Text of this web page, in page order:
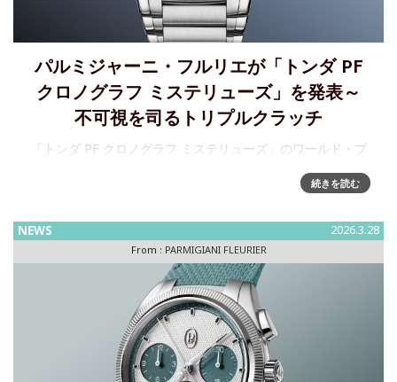
パルミジャーニ・フルリエが「トンダ PF
クロノグラフ ミステリューズ」を発表～
不可視を司るトリプルクラッチ
「トンダ PF クロノグラフ ミステリューズ」のワールド・プ
ルミジャーニ・フルリエはクロノグラフの新たな建築的構造
続きを読む
NEWS 2026.3.28
From : PARMIGIANI FLEURIER